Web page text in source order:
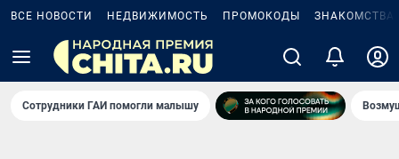
ВСЕ НОВОСТИ НЕДВИЖИМОСТЬ ПРОМОКОДЫ ЗНАКОМСТВА
Сотрудники ГАИ помогли малышу